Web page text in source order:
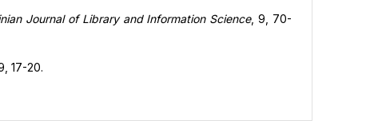
Journal of Library and Information Science, 9, 70-
17-20.